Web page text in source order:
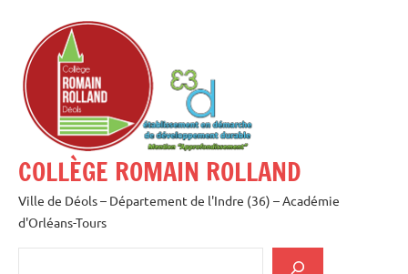
contenu
COLLÈGE ROMAIN ROLLAND
Ville de Déols – Département de l'Indre (36) – Académie
d'Orléans-Tours